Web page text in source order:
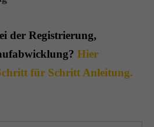
der Registrierung,
Hier
für Schritt Anleitung.